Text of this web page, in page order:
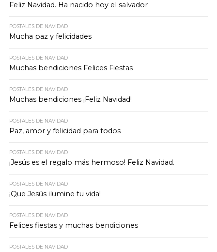
Feliz Navidad. Ha nacido hoy el salvador
POSTALES DE NAVIDAD
Mucha paz y felicidades
POSTALES DE NAVIDAD
Muchas bendiciones Felices Fiestas
POSTALES DE NAVIDAD
Muchas bendiciones ¡Feliz Navidad!
POSTALES DE NAVIDAD
Paz, amor y felicidad para todos
POSTALES DE NAVIDAD
¡Jesús es el regalo más hermoso! Feliz Navidad.
POSTALES DE NAVIDAD
¡Que Jesús ilumine tu vida!
POSTALES DE NAVIDAD
Felices fiestas y muchas bendiciones
POSTALES DE NAVIDAD